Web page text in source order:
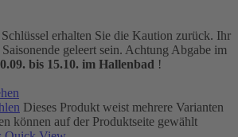
erhalten Sie die Kaution zurück. Ihr
geleert sein. Achtung Abgabe im
bis 15.10. im Hallenbad !
Dieses Produkt weist mehrere Varianten
können auf der Produktseite gewählt